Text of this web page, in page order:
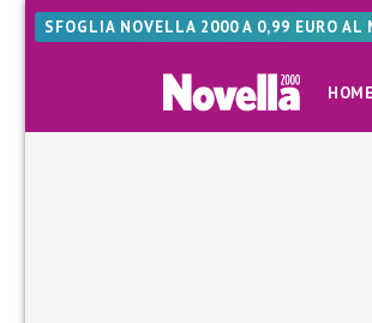
SFOGLIA NOVELLA 2000 A 0,99 EURO AL
HOME